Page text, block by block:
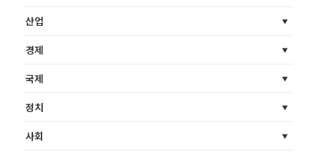
산업
경제
국제
정치
사회